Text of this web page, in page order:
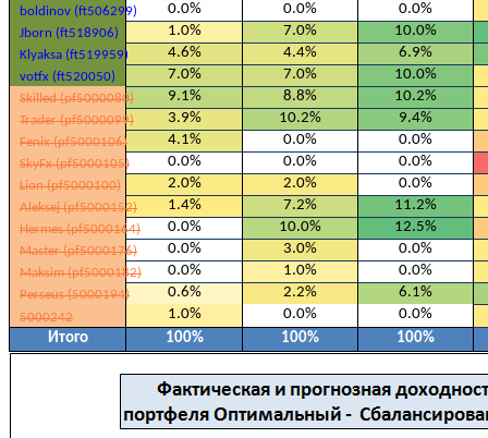
boldinov (ft506299) 0.0% 0.0% 0.0%
Jborn (ft518906) 1.0% 7.0% 10.0%
Klyaksa (ft519959) 4.6% 4.4% 6.9%
votfx (ft520050) 7.0% 7.0% 10.0%
Skilled (pf5000080) 9.1% 8.8% 10.2%
Trader (pf5000099) 3.9% 10.2% 9.4%
Fenix (pf5000106) 4.1% 0.0% 0.0%
SkyFx (pf5000105) 0.0% 0.0% 0.0%
Lion (pf5000100) 2.0% 2.0% 0.0%
Aleksej (pf5000152) 1.4% 7.2% 11.2%
Hermes (pf5000164) 0.0% 10.0% 12.5%
Master (pf5000176) 0.0% 3.0% 0.0%
Maksim (pf5000182) 0.0% 1.0% 0.0%
Perseus (5000194) 0.6% 2.2% 6.1%
5000242 1.0% 0.0%
0.0%
Итого
100% 100% 100%